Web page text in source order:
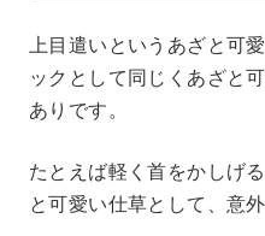
上目遣いというあざと可
ックとして同じくあざと
ありです。
たとえば軽く首をかしげ
と可愛い仕草として、意